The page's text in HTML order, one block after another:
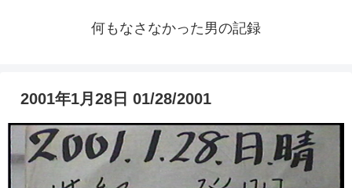
何もなさなかった男の記録
2001年1月28日 01/28/2001